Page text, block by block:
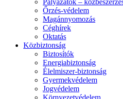
Pályázatok –
Őrzés-védelem
Magánnyomozás
Céghírek
Oktatás
Közbiztonság
Biztosítók
Energiabiztonság
Élelmiszer-biztonság
Gyermekvédelem
Jogvédelem
Környezetvédelem